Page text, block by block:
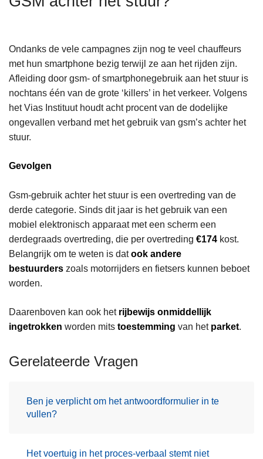
Ondanks de vele campagnes zijn nog te veel chauffeurs
met hun smartphone bezig terwijl ze aan het rijden zijn.
Afleiding door gsm- of smartphonegebruik aan het stuur is
nochtans één van de grote ‘killers’ in het verkeer. Volgens
het Vias Instituut houdt acht procent van de dodelijke
ongevallen verband met het gebruik van gsm’s achter het
stuur.
Gevolgen
Gsm-gebruik achter het stuur is een overtreding van de
derde categorie. Sinds dit jaar is het gebruik van een
mobiel elektronisch apparaat met een scherm een
derdegraads overtreding, die per overtreding €174 kost.
Belangrijk om te weten is datook andere
bestuurders zoals motorrijders en fietsers kunnen beboet
worden.
Daarenboven kan ook het rijbewijs onmiddellijk
ingetrokken worden mits toestemming van het parket.
Gerelateerde Vragen
Ben je verplicht om het antwoordformulier in te
vullen?
Het voertuig in het proces-verbaal stemt niet